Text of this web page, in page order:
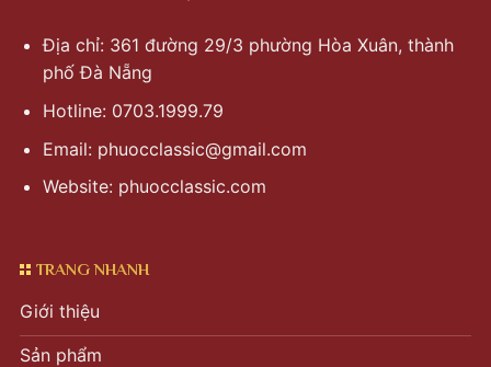
Địa chỉ: 361 đường 29/3 phường Hòa Xuân, thành
phố Đà Nẵng
Hotline: 0703.1999.79
Email: phuocclassic@gmail.com
Website: phuocclassic.com
TRANG NHANH
Giới thiệu
Sản phẩm